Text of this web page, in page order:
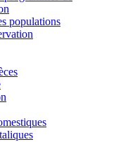
populations